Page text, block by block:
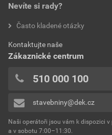
Nevíte si rady?
Často kladené otázky
Kontaktujte naše
Zákaznické centrum
510 000 100
stavebniny@dek.cz
Naši operátoři jsou vám k dispozici
a v sobotu 7:00–11:30.